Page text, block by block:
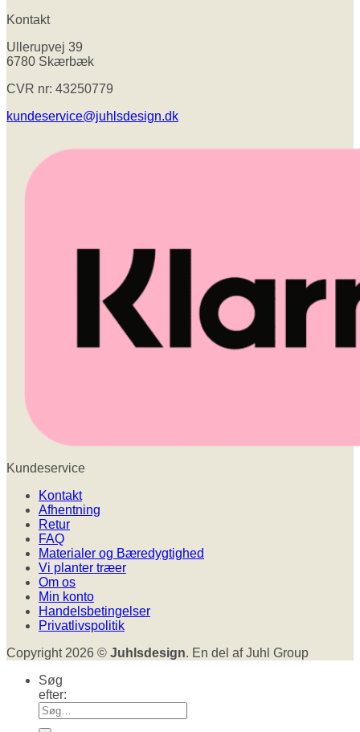
Kontakt
Ullerupvej 39
6780 Skærbæk
CVR nr: 43250779
kundeservice@juhlsdesign.dk
Kundeservice
Kontakt
Afhentning
Retur
FAQ
Materialer og Bæredygtighed
Vi planter træer
Om os
Min konto
Handelsbetingelser
Privatlivspolitik
Copyright 2026 © Juhlsdesign. En del af Juhl Group
Søg
efter: